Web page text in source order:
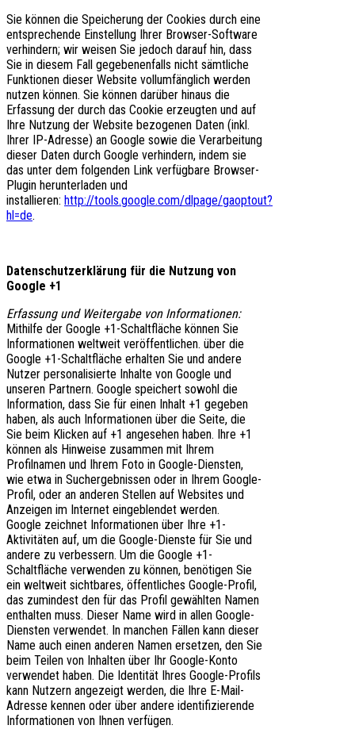
Sie können die Speicherung der Cookies durch eine
entsprechende Einstellung Ihrer Browser-Software
verhindern; wir weisen Sie jedoch darauf hin, dass
Sie in diesem Fall gegebenenfalls nicht sämtliche
Funktionen dieser Website vollumfänglich werden
nutzen können. Sie können darüber hinaus die
Erfassung der durch das Cookie erzeugten und auf
Ihre Nutzung der Website bezogenen Daten (inkl.
Ihrer IP-Adresse) an Google sowie die Verarbeitung
dieser Daten durch Google verhindern, indem sie
das unter dem folgenden Link verfügbare Browser-
Plugin herunterladen und
installieren: http://tools.google.com/dlpage/gaoptout?
hl=de.
Datenschutzerklärung für die Nutzung von
Google +1
Erfassung und Weitergabe von Informationen:
Mithilfe der Google +1-Schaltfläche können Sie
Informationen weltweit veröffentlichen. über die
Google +1-Schaltfläche erhalten Sie und andere
Nutzer personalisierte Inhalte von Google und
unseren Partnern. Google speichert sowohl die
Information, dass Sie für einen Inhalt +1 gegeben
haben, als auch Informationen über die Seite, die
Sie beim Klicken auf +1 angesehen haben. Ihre +1
können als Hinweise zusammen mit Ihrem
Profilnamen und Ihrem Foto in Google-Diensten,
wie etwa in Suchergebnissen oder in Ihrem Google-
Profil, oder an anderen Stellen auf Websites und
Anzeigen im Internet eingeblendet werden.
Google zeichnet Informationen über Ihre +1-
Aktivitäten auf, um die Google-Dienste für Sie und
andere zu verbessern. Um die Google +1-
Schaltfläche verwenden zu können, benötigen Sie
ein weltweit sichtbares, öffentliches Google-Profil,
das zumindest den für das Profil gewählten Namen
enthalten muss. Dieser Name wird in allen Google-
Diensten verwendet. In manchen Fällen kann dieser
Name auch einen anderen Namen ersetzen, den Sie
beim Teilen von Inhalten über Ihr Google-Konto
verwendet haben. Die Identität Ihres Google-Profils
kann Nutzern angezeigt werden, die Ihre E-Mail-
Adresse kennen oder über andere identifizierende
Informationen von Ihnen verfügen.